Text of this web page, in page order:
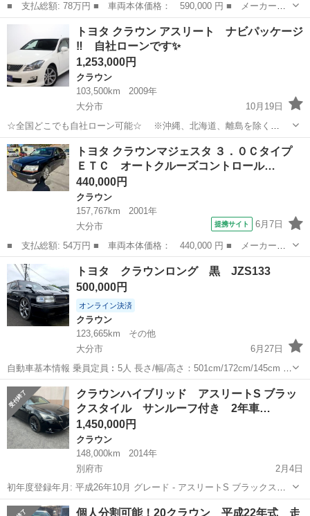
■ 支払総額: 78万円 ■ 車両本体価格： 590,000 円 ■ メーカー
名： トヨタ ■ 車種名： クラウン ■ グレード名： ロイヤルサ
ルーン 純正ＣＤオーディオ 前席パワーシート ＭＤ キーレスエ
ントリー スマー...
クラウン
トヨタ クラウン アスリート ナビパッケージ
‼ 自社ローンです✨
1,253,000円
クラウン
103,500km
2009年
大分市
10月19日
☆全国どこでも自社ローン可能☆ ※沖縄、北海道、離島を除く
https://www.otoron.jp/lists/detail?carno=028646 ※全車両2年車検付き
自己破産、債務整理の経験...
大分 大分市 クラウン
トヨタ クラウンマジェスタ ３．０Ｃタイプ
ＥＴＣ オートクルーズコントロール…
440,000円
クラウン
157,767km
2001年
大分市
提携サイト 6月7日
■ 支払総額: 54万円 ■ 車両本体価格： 440,000 円 ■ メーカー
名： トヨタ ■ 車種名： クラウンマジェスタ ■ グレード名：
３．０Ｃタイプ ＥＴＣ オートクルーズコントロール ナビ アル
ミホイール ＨＩ...
大分 クラウン
トヨタ クラウンロング 黒 JZS133
500,000円
オンライン決済
クラウン
123,665km
その他
大分市
6月27日
自動車基本情報 乗員定員︰5人 長さ/幅/高さ：501cm/172cm/145cm 燃
料の種類：ガソリン 排気量：2.99cc ミッション：AT 原動機の型式：
2JZ 型式：E-JZS133改 年式：平成...
大分 大分市 クラウン JZS
クラウンハイブリッド アスリートS ブラッ
クスタイル サンルーフ付き 2年車…
1,450,000円
クラウン
148,000km
2014年
別府市
2月4日
初年度登録年月: 平成26年10月 グレード - アスリートS ブラックスタ
イル 型式 DAA➖AWS210 排気量 2500cc 車検 2年付き 走行
大分 別府市 クラウン アスリート
個人分割可能！20クラウン 平成22年式 走